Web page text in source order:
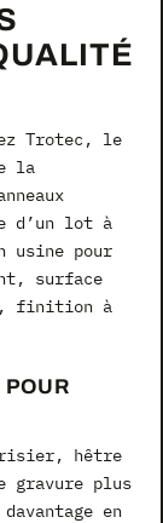
Trotec, le
la
d’un lot à
usine pour
surface
finition à
POUR
hêtre
gravure plus
en